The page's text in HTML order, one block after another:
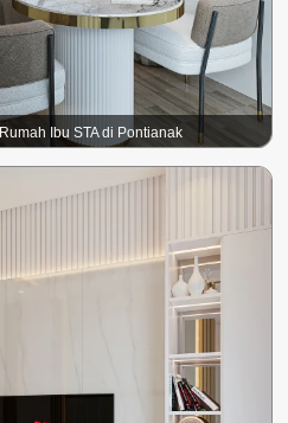
Ibu STA di Pontianak